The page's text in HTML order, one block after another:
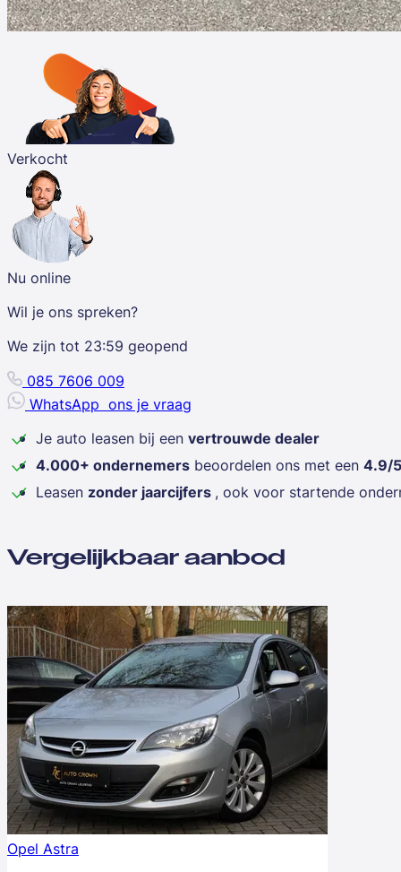
Verkocht
Nu online
Wil je ons spreken?
We zijn tot 23:59 geopend
085 7606 009
WhatsApp ons je vraag
Je auto leasen bij een vertrouwde dealer
4.000+ ondernemers beoordelen ons met een 4.9/5
Leasen zonder jaarcijfers , ook voor startende
Vergelijkbaar aanbod
Opel Astra